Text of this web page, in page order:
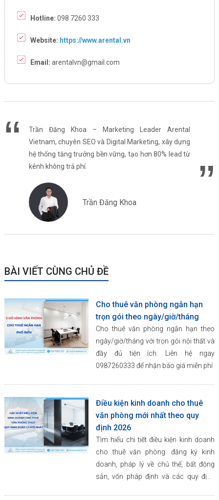
Hotline: 098 7260 333
Website: https://www.arental.vn
Email: arentalvn@gmail.com
Trần Đăng Khoa – Marketing Leader Arental
Vietnam, chuyên SEO và Digital Marketing, xây dựng
hệ thống tăng trưởng bền vững, tạo hơn 80% lead từ
kênh không trả phí.
Trần Đăng Khoa
BÀI VIẾT CÙNG CHỦ ĐỀ
Cho thuê văn phòng ngắn hạn
trọn gói theo ngày/giờ/tháng
Cho thuê văn phòng ngắn hạn theo
ngày/giờ/tháng với trọn gói nội thất và
đầy đủ tiện ích. Liên hệ ngay
0987260333 để nhận báo giá miễn phí
Điều kiện kinh doanh cho thuê
văn phòng mới nhất theo quy
định 2026
Tìm hiểu chi tiết điều kiện kinh doanh
cho thuê văn phòng: đăng ký kinh
doanh, pháp lý về chủ thể, bất động
sản, vốn pháp định và các quy định